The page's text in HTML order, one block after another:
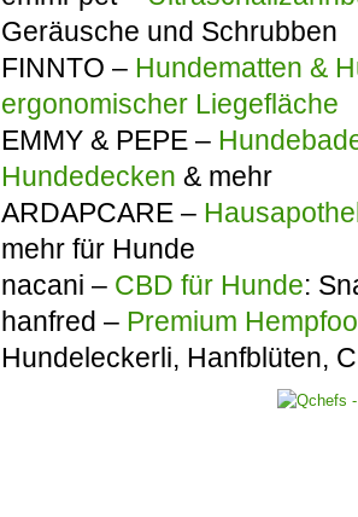
Geräusche und Schrubben
FINNTO – Hundematten &
ergonomischer Liegefläche
EMMY & PEPE –
Hundedecken & mehr
ARDAPCARE –
mehr für Hunde
nacani – CBD für Hunde:
hanfred – Premium
Hundeleckerli, Hanfblüten,